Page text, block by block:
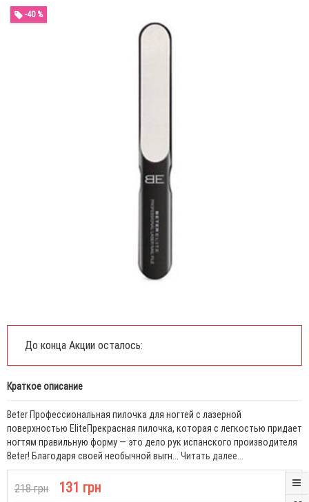
-40 %
До конца Акции осталось:
Краткое описание
Beter Профессиональная пилочка для ногтей с лазерной
поверхностью EliteПрекрасная пилочка, которая с легкостью придает
ногтям правильную форму — это дело рук испанского производителя
Beter! Благодаря своей необычной выгн... Читать далее...
218 грн 131 грн